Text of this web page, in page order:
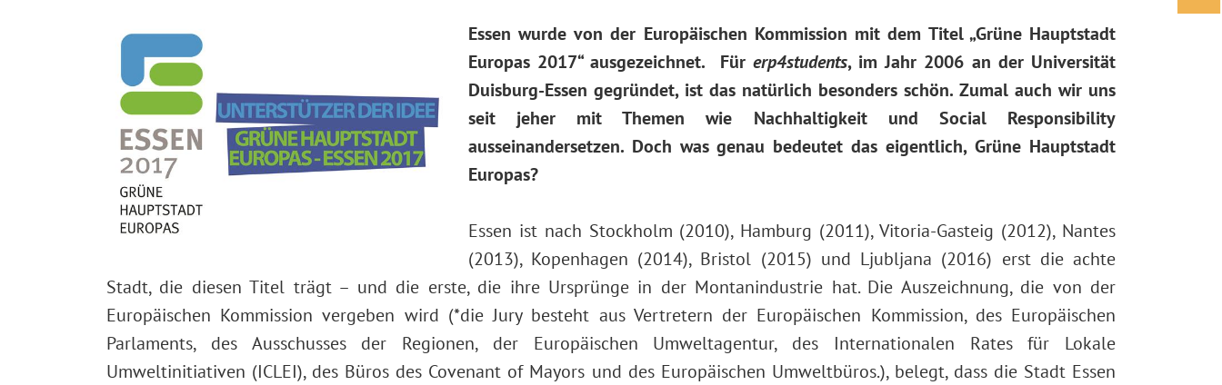
Essen wurde von der Europäischen Kommission mit dem Titel „Grüne Hauptstadt
Europas 2017“ ausgezeichnet. Für erp4students, im Jahr 2006 an der Universität
Duisburg-Essen gegründet, ist das natürlich besonders schön. Zumal auch wir uns
seit jeher mit Themen wie Nachhaltigkeit und Social Responsibility
ausseinandersetzen. Doch was genau bedeutet das eigentlich, Grüne Hauptstadt
Europas?
Essen ist nach Stockholm (2010), Hamburg (2011), Vitoria-Gasteig (2012), Nantes
(2013), Kopenhagen (2014), Bristol (2015) und Ljubljana (2016) erst die achte
Stadt, die diesen Titel trägt – und die erste, die ihre Ursprünge in der Montanindustrie hat. Die Auszeichnung, die von der
Europäischen Kommission vergeben wird (*die Jury besteht aus Vertretern der Europäischen Kommission, des Europäischen
Parlaments, des Ausschusses der Regionen, der Europäischen Umweltagentur, des Internationalen Rates für Lokale
Umweltinitiativen (ICLEI), des Büros des Covenant of Mayors und des Europäischen Umweltbüros.), belegt, dass die Stadt Essen